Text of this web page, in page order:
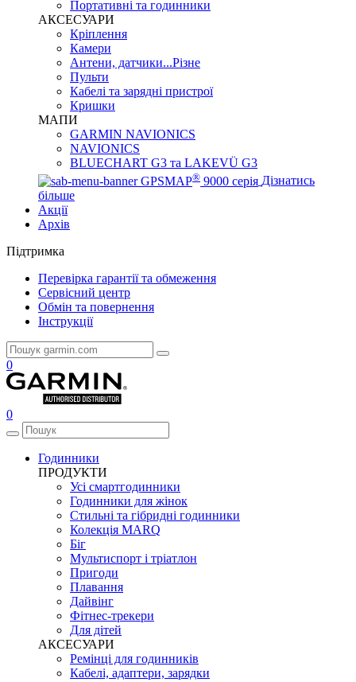
Портативні та годинники
АКСЕСУАРИ
Кріплення
Камери
Антени, датчики...Різне
Пульти
Кабелі та зарядні пристрої
Кришки
МАПИ
GARMIN NAVIONICS
NAVIONICS
BLUECHART G3 та LAKEVÜ G3
GPSMAP® 9000 серія Дізнатись
більше
Акції
Архів
Підтримка
Перевірка гарантії та обмеження
Сервісний центр
Обмін та повернення
Інструкції
0
0
Годинники
ПРОДУКТИ
Усі смартгодинники
Годинники для жінок
Стильні та гібридні годинники
Колекція MARQ
Біг
Мультиспорт і тріатлон
Пригоди
Плавання
Дайвінг
Фітнес-трекери
Для дітей
АКСЕСУАРИ
Ремінці для годинників
Кабелі, адаптери, зарядки